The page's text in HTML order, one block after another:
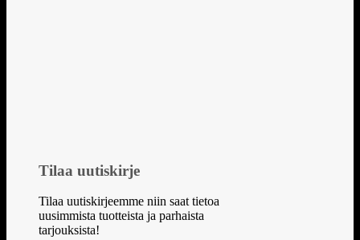
Tilaa uutiskirje
Tilaa uutiskirjeemme niin saat tietoa
uusimmista tuotteista ja parhaista
tarjouksista!